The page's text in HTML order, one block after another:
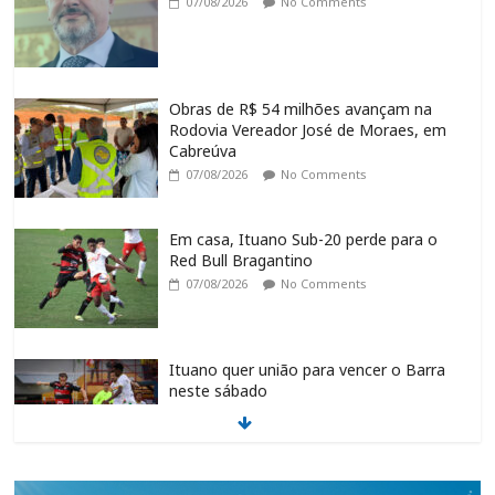
Obras de R$ 54 milhões avançam na
Rodovia Vereador José de Moraes, em
Cabreúva
07/08/2026 No Comments
Em casa, Ituano Sub-20 perde para o
Red Bull Bragantino
07/08/2026 No Comments
Ituano quer união para vencer o Barra
neste sábado
07/08/2026